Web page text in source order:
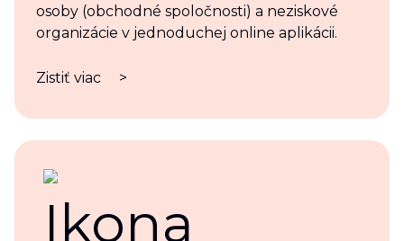
osoby (obchodné spoločnosti) a neziskové
organizácie v jednoduchej online aplikácii.
Zistiť viac >